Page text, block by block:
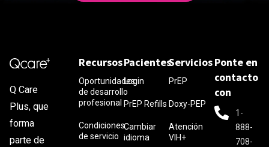
Q Care
Plus, que
forma
parte de
Recursos
Oportunidades
de desarrollo
profesional
Condiciones
de servicio
Pacientes
Login
PrEP Refills
Cambiar
idioma
Servicios
PrEP
Doxy-PEP
Atención
VIH+
Ponte en
contacto
con
1-
888-
708-